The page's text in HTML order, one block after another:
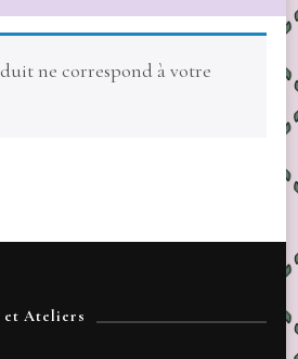
ne correspond à votre
et Ateliers